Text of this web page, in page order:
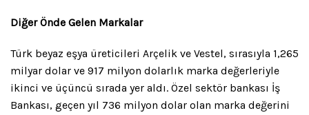
Diğer Önde Gelen Markalar
Türk beyaz eşya üreticileri Arçelik ve Vestel, sırasıyla 1,265
milyar dolar ve 917 milyon dolarlık marka değerleriyle
ikinci ve üçüncü sırada yer aldı. Özel sektör bankası İş
Bankası, geçen yıl 736 milyon dolar olan marka değerini